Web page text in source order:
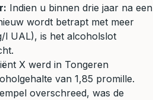
Indien u binnen drie jaar na een
wordt betrapt met meer
l UAL), is het alcoholslot
X werd in Tongeren
van 1,85 promille.
overschreed, was de